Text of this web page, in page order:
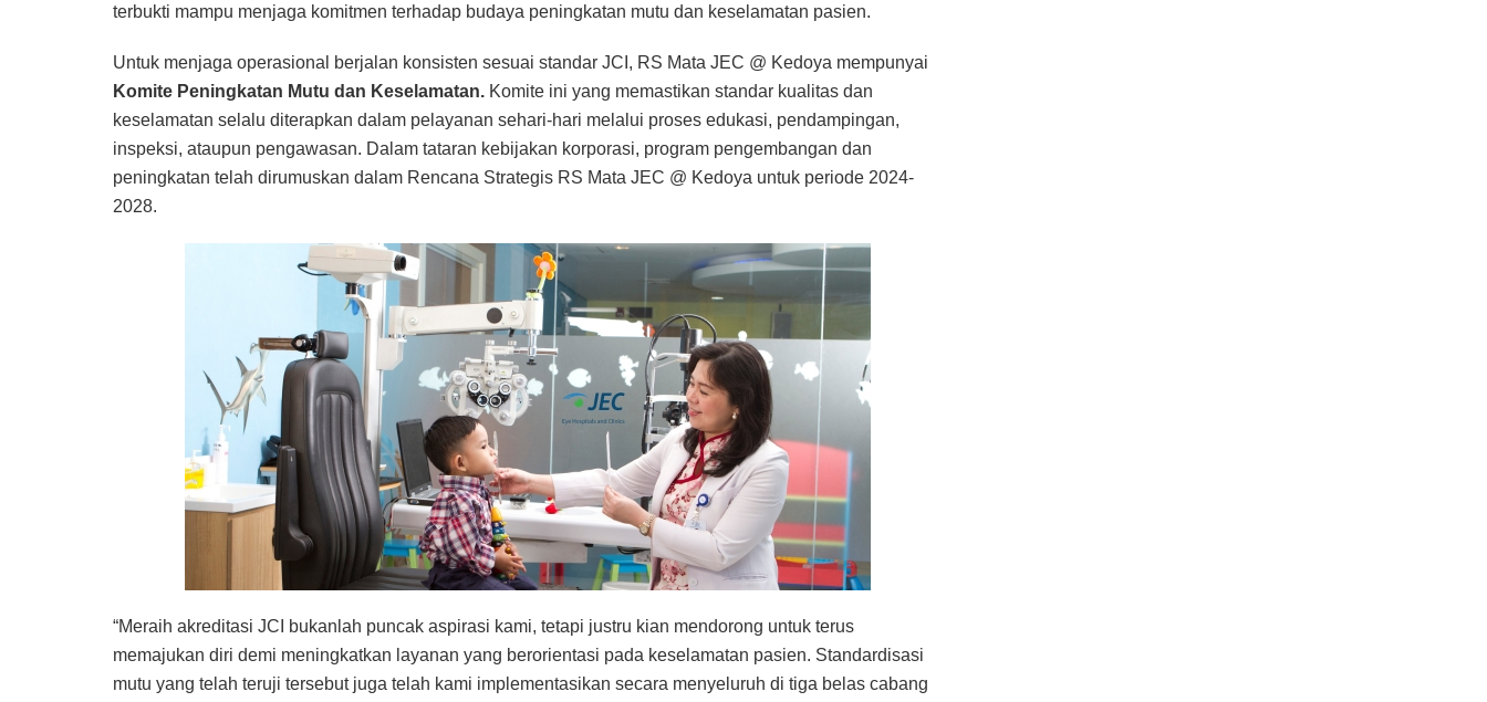
terbukti mampu menjaga komitmen terhadap budaya peningkatan mutu dan keselamatan pasien.
Untuk menjaga operasional berjalan konsisten sesuai standar JCI, RS Mata JEC @ Kedoya mempunyai
Komite Peningkatan Mutu dan Keselamatan. Komite ini yang memastikan standar kualitas dan
keselamatan selalu diterapkan dalam pelayanan sehari-hari melalui proses edukasi, pendampingan,
inspeksi, ataupun pengawasan. Dalam tataran kebijakan korporasi, program pengembangan dan
peningkatan telah dirumuskan dalam Rencana Strategis RS Mata JEC @ Kedoya untuk periode 2024-
2028.
“Meraih akreditasi JCI bukanlah puncak aspirasi kami, tetapi justru kian mendorong untuk terus
memajukan diri demi meningkatkan layanan yang berorientasi pada keselamatan pasien. Standardisasi
mutu yang telah teruji tersebut juga telah kami implementasikan secara menyeluruh di tiga belas cabang